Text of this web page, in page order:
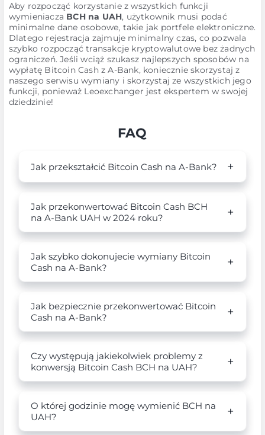
Aby rozpocząć korzystanie z wszystkich funkcji
wymieniacza BCH na UAH, użytkownik musi podać
minimalne dane osobowe, takie jak portfele elektroniczne.
Dlatego rejestracja zajmuje minimalny czas, co pozwala
szybko rozpocząć transakcje kryptowalutowe bez żadnych
ograniczeń. Jeśli wciąż szukasz najlepszych sposobów na
wypłatę Bitcoin Cash z A-Bank, koniecznie skorzystaj z
naszego serwisu wymiany i skorzystaj ze wszystkich jego
funkcji, ponieważ Leoexchanger jest ekspertem w swojej
dziedzinie!
FAQ
Jak przekształcić Bitcoin Cash na A-Bank?
Jak przekonwertować Bitcoin Cash BCH
na A-Bank UAH w 2024 roku?
Jak szybko dokonujecie wymiany Bitcoin
Cash na A-Bank?
Jak bezpiecznie przekonwertować Bitcoin
Cash na A-Bank?
Czy występują jakiekolwiek problemy z
konwersją Bitcoin Cash BCH na UAH?
O której godzinie mogę wymienić BCH na
UAH?